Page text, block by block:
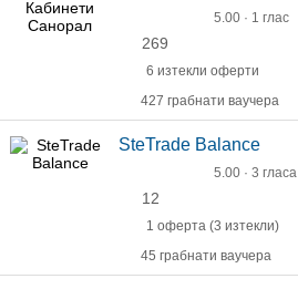
5.00 · 1 глас
269
6 изтекли оферти
427 грабнати ваучера
SteTrade Balance
5.00 · 3 гласа
12
1 оферта (3 изтекли)
45 грабнати ваучера